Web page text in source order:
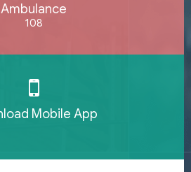
Ambulance
108
Mobile App